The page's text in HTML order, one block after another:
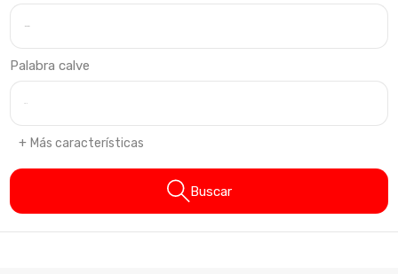
Palabra calve
Más características
Buscar